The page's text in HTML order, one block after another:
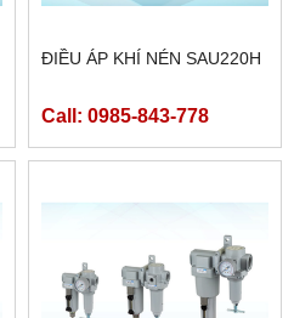
ĐIỀU ÁP KHÍ NÉN SAU220H
Call: 0985-843-778